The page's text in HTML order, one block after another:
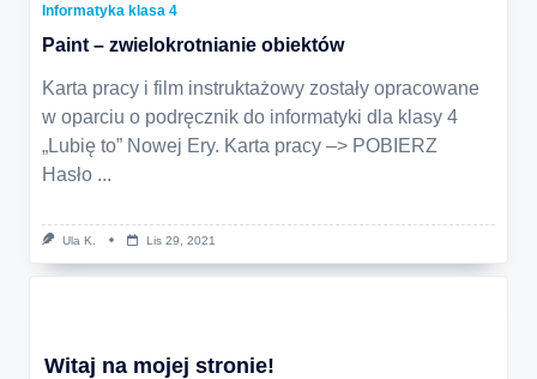
Informatyka klasa 4
Paint – zwielokrotnianie obiektów
Karta pracy i film instruktażowy zostały opracowane
w oparciu o podręcznik do informatyki dla klasy 4
„Lubię to” Nowej Ery. Karta pracy –> POBIERZ
Hasło ...
Ula K. Lis 29, 2021
Witaj na mojej stronie!